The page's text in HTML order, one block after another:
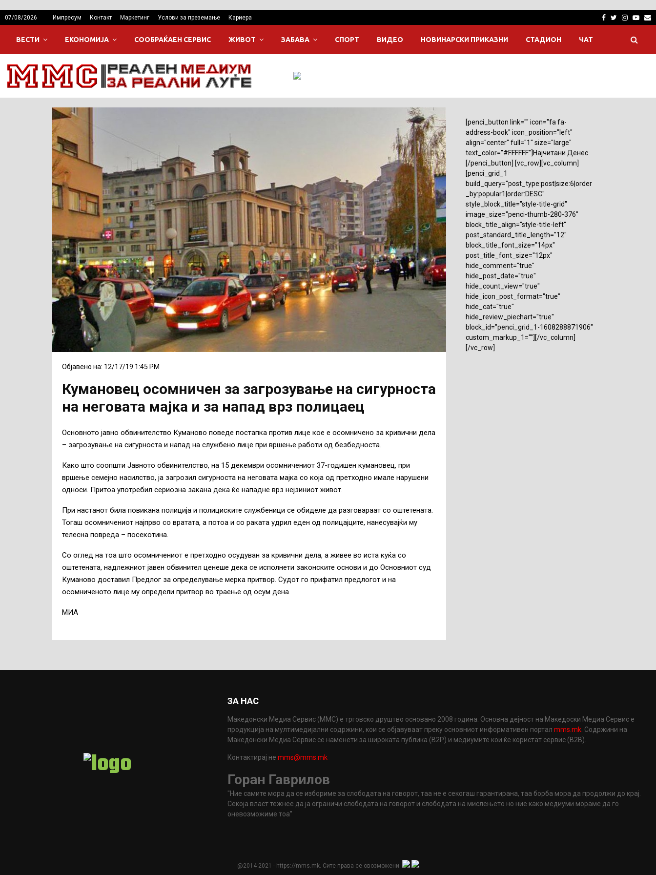
07/08/2026 Импресум Контакт Маркетинг Услови за преземање Кариера Facebook
Twitter
ВЕСТИ ЕКОНОМИЈА СООБРАЌАЕН СЕРВИС ЖИВОТ ЗАБАВА СПОРТ ВИДЕО НОВИНАРСКИ ПРИКАЗНИ СТАДИОН ЧАТ
Објавено на: 12/17/19 1:45 PM
Кумановец осомничен за загрозување на сигурноста
на неговата мајка и за напад врз полицаец
Основното јавно обвинителство Куманово поведе постапка против лице кое е осомничено за кривични дела
– загрозување на сигурноста и напад на службено лице при вршење работи од безбедноста.
Како што соопшти Јавното обвинителство, на 15 декември осомничениот 37-годишен кумановец, при
вршење семејно насилство, ја загрозил сигурноста на неговата мајка со која од претходно имале нарушени
односи. Притоа употребил сериозна закана дека ќе нападне врз нејзиниот живот.
При настанот била повикана полиција и полициските службеници се обиделе да разговараат со оштетената.
Тогаш осомничениот најпрво со вратата, а потоа и со раката удрил еден од полицајците, нанесувајќи му
телесна повреда – посекотина.
Со оглед на тоа што осомничениот е претходно осудуван за кривични дела, а живее во иста куќа со
оштетената, надлежниот јавен обвинител ценеше дека се исполнети законските основи и до Основниот суд
Куманово доставил Предлог за определување мерка притвор. Судот го прифатил предлогот и на
осомниченото лице му определи притвор во траење од осум дена.
MИА
[penci_button link="" icon="fa fa-
address-book" icon_position="left"
align="center" full="1" size="large"
text_color="#FFFFFF"]Најчитани Денес
[/penci_button] [vc_row][vc_column]
[penci_grid_1
build_query="post_type:post|size:6|order
_by:popular1|order:DESC"
style_block_title="style-title-grid"
image_size="penci-thumb-280-376"
block_title_align="style-title-left"
post_standard_title_length="12"
block_title_font_size="14px"
post_title_font_size="12px"
hide_comment="true"
hide_post_date="true"
hide_count_view="true"
hide_icon_post_format="true"
hide_cat="true"
hide_review_piechart="true"
block_id="penci_grid_1-1608288871906"
custom_markup_1=""][/vc_column]
[/vc_row]
ЗА НАС
Македонски Медиа Сервис (ММС) е трговско друштво основано 2008 година. Основна дејност на Македоски Медиа Сервис е
продукција на мултимедијални содржини, кои се објавуваат преку основниот информативен порталmms.mk . Содржини на
Македонски Медиа Сервис се наменети за широката публика (B2P) и медиумите кои ќе користат сервис (B2B).
Контактирај неmms@mms.mk
Горан Гаврилов
"Ние самите мора да се избориме за слободата на говорот, таа не е секогаш гарантирана, таа борба мора да продолжи до крај.
Секоја власт тежнее да ја ограничи слободата на говорот и слободата на мислењето но ние како медиуми мораме да го
оневозможиме тоа"
@2014-2021 - https://mms.mk. Сите права се овозможени.